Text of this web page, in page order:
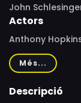
John
Actors
Anthony
Ronald
Durden, Hart
Dana
Més...
Descripció